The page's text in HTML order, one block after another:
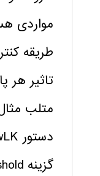
مواردی
طریقه
تاثیر هر
متلب
دستور opticalFlowLK
گزینه NoiseThreshold